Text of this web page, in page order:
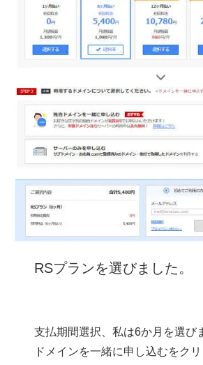
RSプランを選びました。
支払期間選択、私は6か月を選び
ドメインを一緒に申し込むをクリ